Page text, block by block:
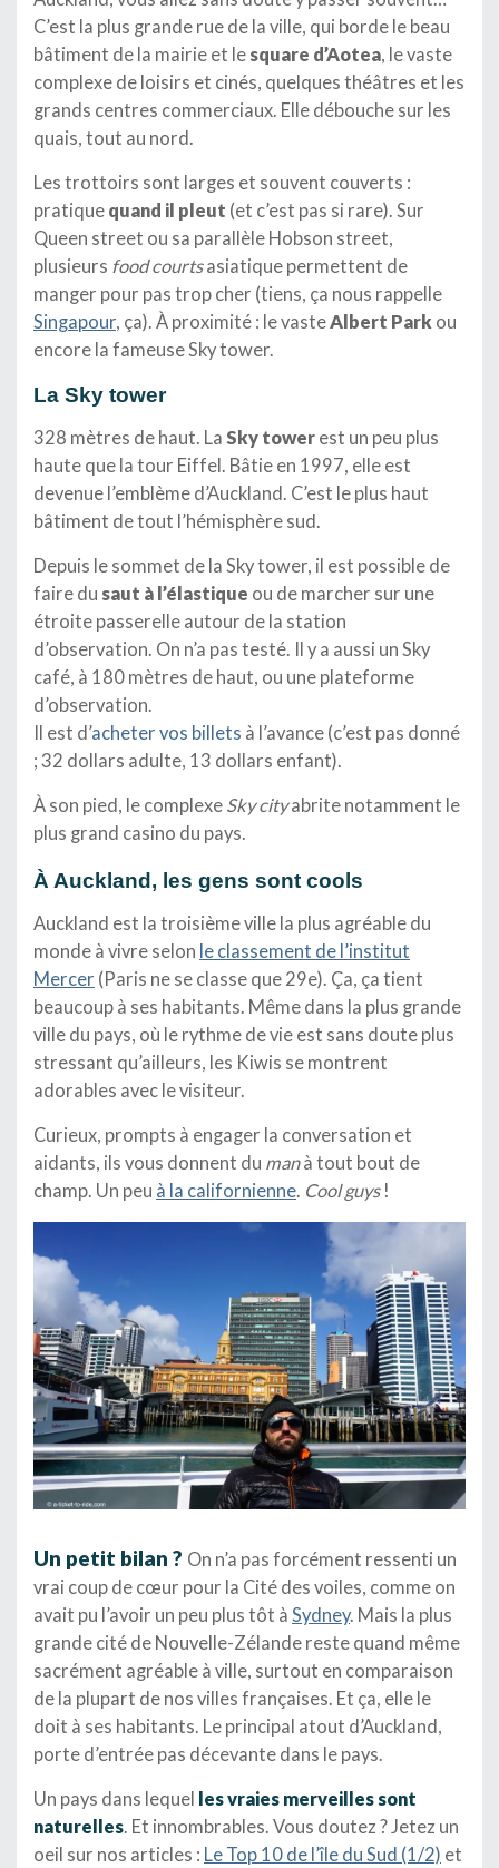
C’est la plus grande rue de la ville, qui borde le beau
bâtiment de la mairie et le square d’Aotea, le vaste
complexe de loisirs et cinés, quelques théâtres et les
grands centres commerciaux. Elle débouche sur les
quais, tout au nord.
Les trottoirs sont larges et souvent couverts :
pratique quand il pleut (et c’est pas si rare). Sur
Queen street ou sa parallèle Hobson street,
plusieurs food courtsasiatique permettent de
manger pour pas trop cher (tiens, ça nous rappelle
Singapour, ça). À proximité : le vasteAlbert Park ou
encore la fameuse Sky tower.
La Sky tower
328 mètres de haut. La Sky tower est un peu plus
haute que la tour Eiffel. Bâtie en 1997, elle est
devenue l’emblème d’Auckland. C’est le plus haut
bâtiment de tout l’hémisphère sud.
Depuis le sommet de la Sky tower, il est possible de
faire du saut à l’élastique ou de marcher sur une
étroite passerelle autour de la station
d’observation. On n’a pas testé. Il y a aussi un Sky
café, à 180 mètres de haut, ou une plateforme
d’observation.
Il est d’acheter vos billets à l’avance (c’est pas donné
; 32 dollars adulte, 13 dollars enfant).
À son pied, le complexe Sky cityabrite notamment le
plus grand casino du pays.
À Auckland, les gens sont cools
Auckland est la troisième ville la plus agréable du
monde à vivre selon le classement de l’institut
Mercer (Paris ne se classe que 29e). Ça, ça tient
beaucoup à ses habitants. Même dans la plus grande
ville du pays, où le rythme de vie est sans doute plus
stressant qu’ailleurs, les Kiwis se montrent
adorables avec le visiteur.
Curieux, prompts à engager la conversation et
aidants, ils vous donnent du manà tout bout de
champ. Un peu à la californienne. Cool guys!
Un petit bilan ? On n’a pas forcément ressenti un
vrai coup de cœur pour la Cité des voiles, comme on
avait pu l’avoir un peu plus tôt à Sydney. Mais la plus
grande cité de Nouvelle-Zélande reste quand même
sacrément agréable à ville, surtout en comparaison
de la plupart de nos villes françaises. Et ça, elle le
doit à ses habitants. Le principal atout d’Auckland,
porte d’entrée pas décevante dans le pays.
Un pays dans lequel
les vraies merveilles sont
naturelles. Et innombrables. Vous doutez ? Jetez un
oeil sur nos articles : Le Top 10 de l’île du Sud (1/2) et